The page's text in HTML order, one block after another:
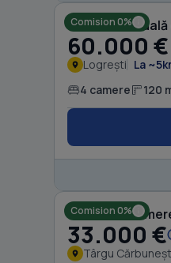
Comision 0%
Casă
60.000 €
Logrești La
4 camere 120
Comision 0%
Casă cu 6
33.000 €
Târgu